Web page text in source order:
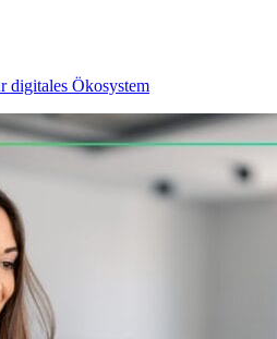
digitales Ökosystem